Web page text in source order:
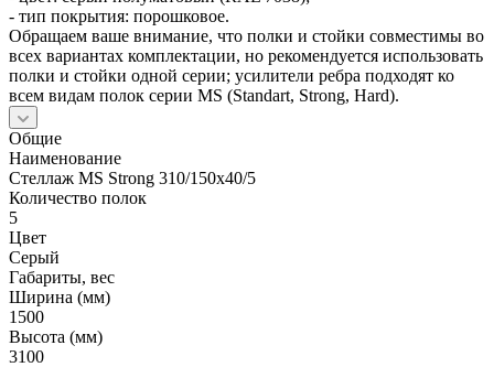
- тип покрытия: порошковое.
Обращаем ваше внимание, что полки и стойки совместимы во
всех вариантах комплектации, но рекомендуется использовать
полки и стойки одной серии; усилители ребра подходят ко
всем видам полок серии MS (Standart, Strong, Hard).
Общие
Наименование
Стеллаж MS Strong 310/150х40/5
Количество полок
5
Цвет
Серый
Габариты, вес
Ширина (мм)
1500
Высота (мм)
3100